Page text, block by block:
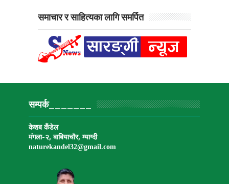
समाचार र साहित्यका लागि समर्पित
सम्पर्क_______
केशब कँडेल
मंगला-२, बाबियाचौर, म्याग्दी
naturekandel32@gmail.com